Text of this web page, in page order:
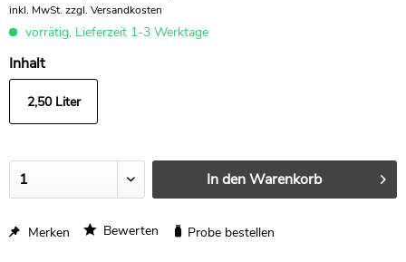
inkl. MwSt. zzgl. Versandkosten
vorrätig, Lieferzeit 1-3 Werktage
Inhalt
2,50 Liter
In denWarenkorb
Merken Bewerten Probe bestellen